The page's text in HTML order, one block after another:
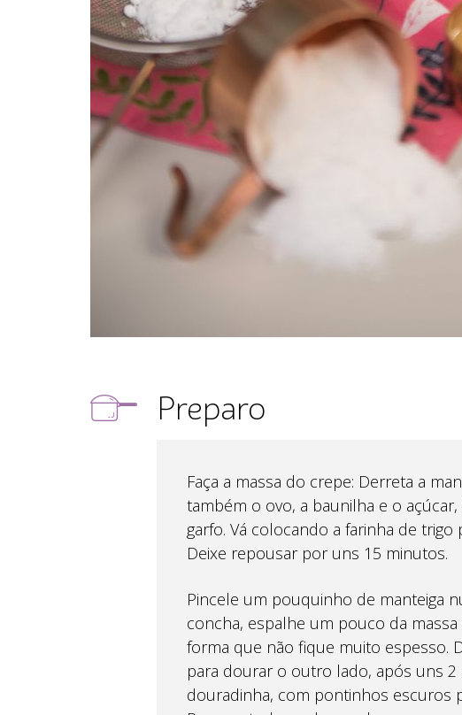
Preparo
Faça a massa do crepe: Derreta a
também o ovo, a baunilha e o
garfo. Vá colocando a farinha de
Deixe repousar por uns 15 minutos.
Pincele um pouquinho de manteiga
concha, espalhe um pouco da
forma que não fique muito espesso.
para dourar o outro lado, após uns
douradinha, com pontinhos escuros